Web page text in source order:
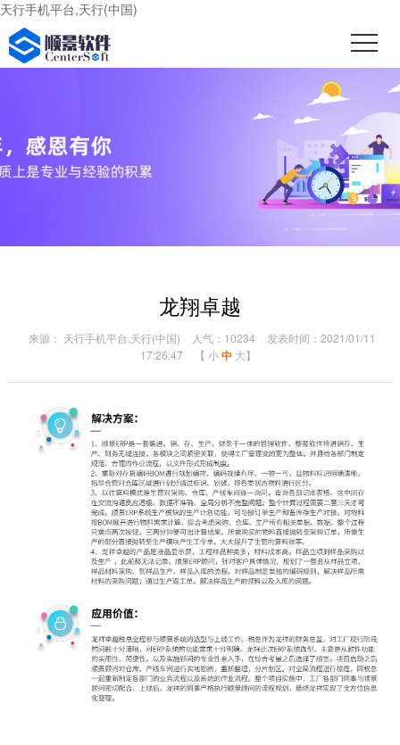
天行手机平台,天行(中国)
龙翔卓越
来源： 天行手机平台,天行(中国) 人气：10234
发表时间：2021/01/11
17:26:47
【 小 中 大】